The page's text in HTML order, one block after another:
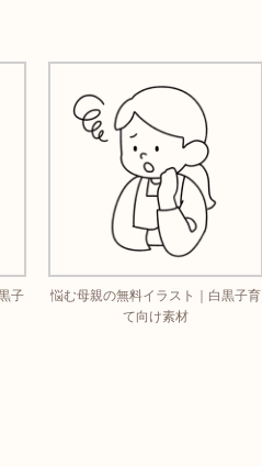
子
悩む母親の無料イラスト｜白黒子育
て向け素材